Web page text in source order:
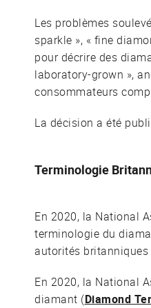
Les problèmes
sparkle », « fine
pour décrire des
laboratory-grown »,
consommateurs
La décision a été
Terminologie
En 2020, la National
terminologie du
autorités
En 2020, la National
diamant (Diamond